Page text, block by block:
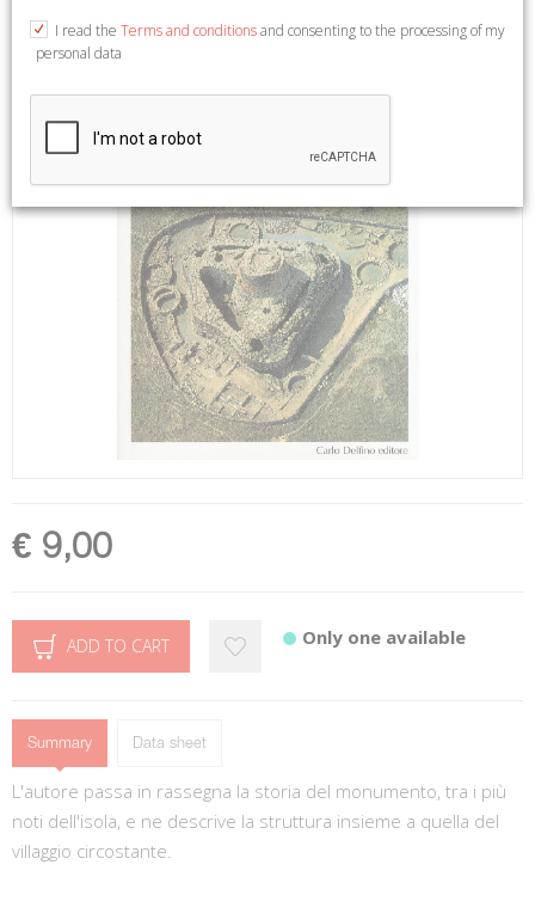
€ 9,00
ADD TO CART Only one available
Summary Data sheet
L'autore passa in rassegna la storia del monumento, tra i più
noti dell'isola, e ne descrive la struttura insieme a quella del
villaggio circostante.
I read the Terms and conditionsand consenting to the processing of my
personal data